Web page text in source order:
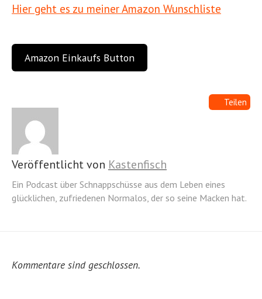
Hier geht es zu meiner Amazon Wunschliste
Amazon Einkaufs Button
Teilen
Veröffentlicht von Kastenfisch
Ein Podcast über Schnappschüsse aus dem Leben eines
glücklichen, zufriedenen Normalos, der so seine Macken hat.
Kommentare sind geschlossen.